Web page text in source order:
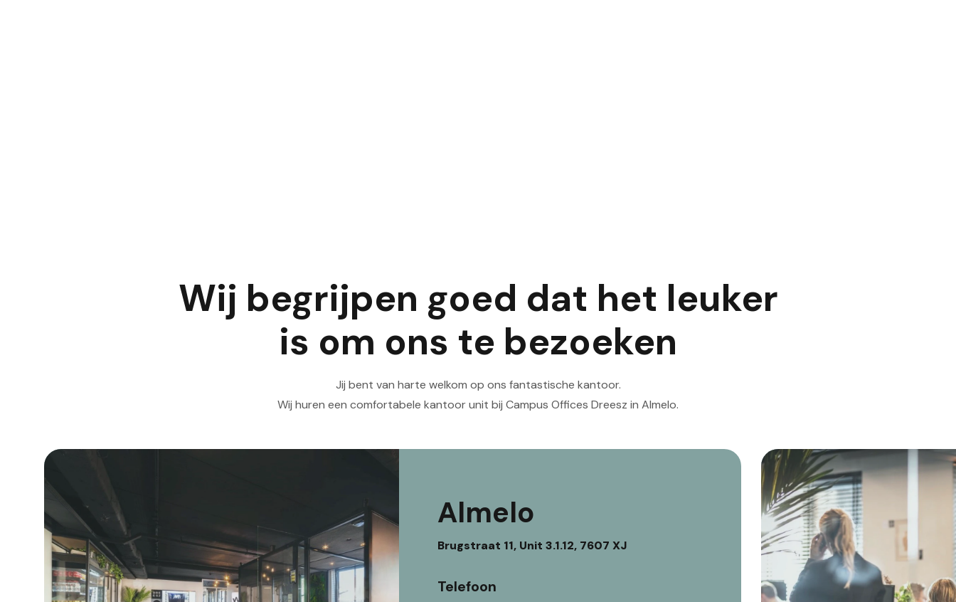
Wij begrijpen goed dat het leuker
is om ons te bezoeken
Jij bent van harte welkom op ons fantastische kantoor.
Wij huren een comfortabele kantoor unit bij Campus Offices Dreesz in Almelo.
Almelo
Brugstraat 11, Unit 3.1.12, 7607 XJ
Telefoon